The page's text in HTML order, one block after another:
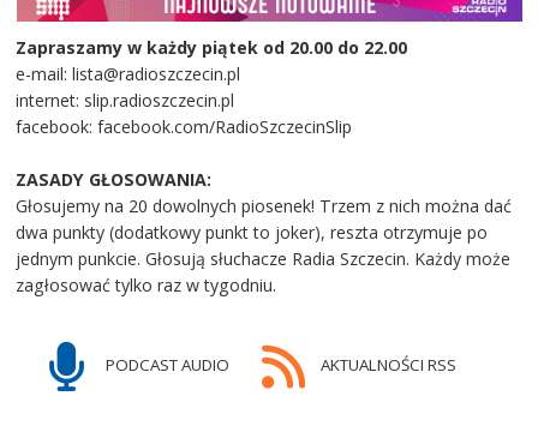
Zapraszamy w każdy piątek od 20.00 do 22.00
e-mail: lista@radioszczecin.pl
internet: slip.radioszczecin.pl
facebook: facebook.com/RadioSzczecinSlip
ZASADY GŁOSOWANIA:
Głosujemy na 20 dowolnych piosenek! Trzem z nich można dać
dwa punkty (dodatkowy punkt to joker), reszta otrzymuje po
jednym punkcie. Głosują słuchacze Radia Szczecin. Każdy może
zagłosować tylko raz w tygodniu.
PODCAST AUDIO AKTUALNOŚCI RSS